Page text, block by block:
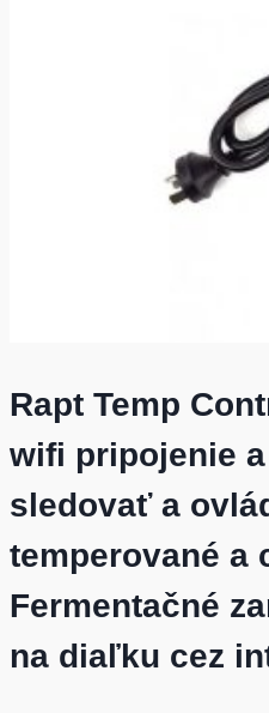
Rapt Temp
wifi pripojenie
sledovať a
temperované a
Fermentačné
na diaľku cez